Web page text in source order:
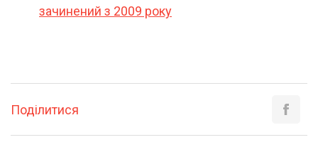
зачинений з 2009 року
Поділитися